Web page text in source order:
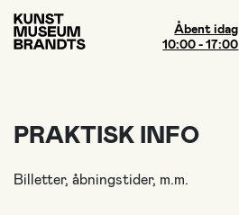
Åbent idag
10:00 - 17:00
PRAKTISK INFO
Billetter, åbningstider, m.m.